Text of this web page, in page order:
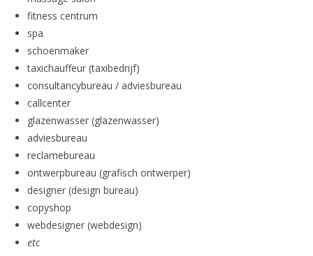
fitness centrum
spa
schoenmaker
taxichauffeur (taxibedrijf)
consultancybureau / adviesbureau
callcenter
glazenwasser (glazenwasser)
adviesbureau
reclamebureau
ontwerpbureau (grafisch ontwerper)
designer (design bureau)
copyshop
webdesigner (webdesign)
etc